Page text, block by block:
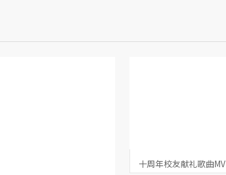
十周年校友献礼歌曲MV